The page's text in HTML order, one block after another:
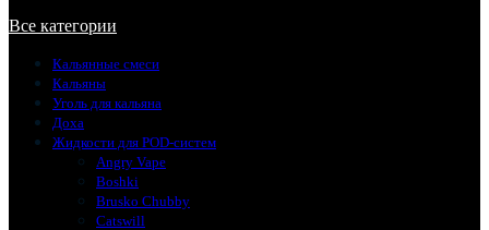
Все категории
Кальянные смеси
Кальяны
Уголь для кальяна
Доха
Жидкости для POD-систем
Angry Vape
Boshki
Brusko Chubby
Catswill